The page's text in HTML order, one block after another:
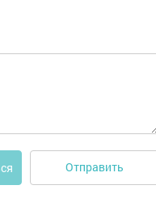
Отправить